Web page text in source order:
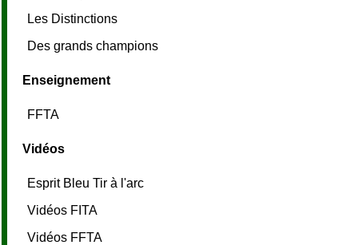
Les Distinctions
Des grands champions
Enseignement
FFTA
Vidéos
Esprit Bleu Tir à l'arc
Vidéos FITA
Vidéos FFTA